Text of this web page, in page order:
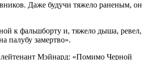
Даже будучи тяжело раненым, он
к фальшборту и, тяжело дыша, ревел,
палубу замертво».
лейтенант Мэйнард: «Помимо Черной